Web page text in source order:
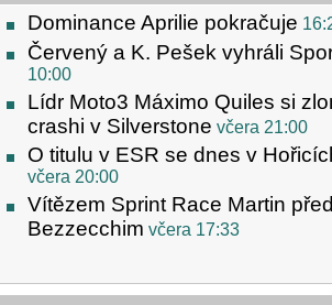
Dominance Aprilie pokračuje
Červený a K. Pešek vyhráli
10:00
Lídr Moto3 Máximo Quiles si
crashi v Silverstone včera 21:00
O titulu v ESR se dnes v
včera 20:00
Vítězem Sprint Race Martin
Bezzecchim včera 17:33